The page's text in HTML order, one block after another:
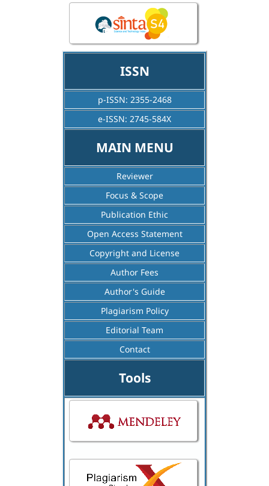
ISSN
p-ISSN: 2355-2468
e-ISSN: 2745-584X
MAIN MENU
Reviewer
Focus & Scope
Publication Ethic
Open Access Statement
Copyright and License
Author Fees
Author's Guide
Plagiarism Policy
Editorial Team
Contact
Tools